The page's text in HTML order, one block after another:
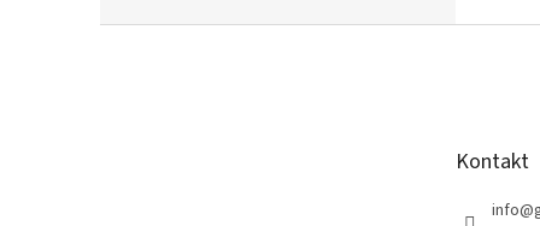
Kontakt
info@